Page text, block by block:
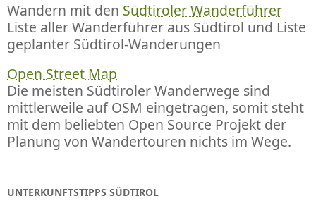
Wandern mit den Südtiroler Wanderführer
Liste aller Wanderführer aus Südtirol und Liste
geplanter Südtirol-Wanderungen
Open Street Map
Die meisten Südtiroler Wanderwege sind
mittlerweile auf OSM eingetragen, somit steht
mit dem beliebten Open Source Projekt der
Planung von Wandertouren nichts im Wege.
UNTERKUNFTSTIPPS SÜDTIROL